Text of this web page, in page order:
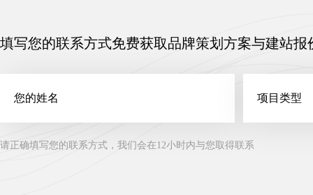
填写您的联系方式免费获取品牌策划方案与建站报
请正确填写您的联系方式，我们会在12小时内与您取得联系